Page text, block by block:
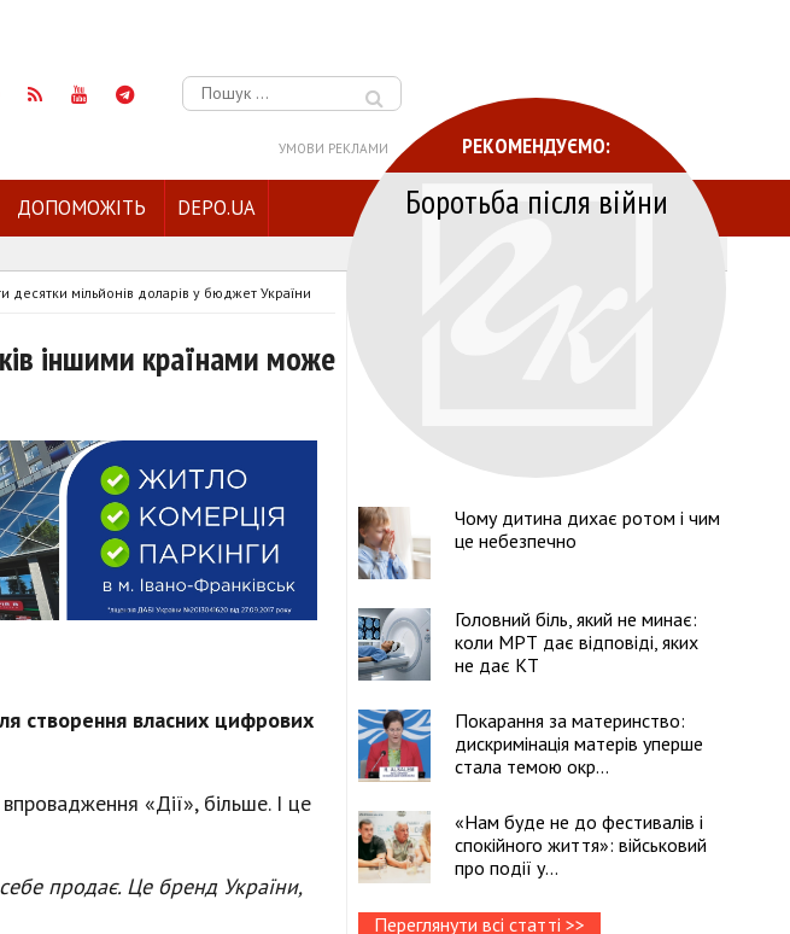
Пошук:
УМОВИ РЕКЛАМИ
ДОПОМОЖІТЬ DEPO.UA
мільйонів доларів у бюджет України
іншими країнами може
створення власних цифрових
«Дії», більше. І це
продає. Це бренд України,
РЕКОМЕНДУЄМО:
Боротьба після війни
Чому дитина дихає ротом і чим
це небезпечно
Головний біль, який не минає:
коли МРТ дає відповіді, яких
не дає КТ
Покарання за материнство:
дискримінація матерів уперше
стала темою окр...
«Нам буде не до фестивалів і
спокійного життя»: військовий
про події у...
Переглянути всі статті >>